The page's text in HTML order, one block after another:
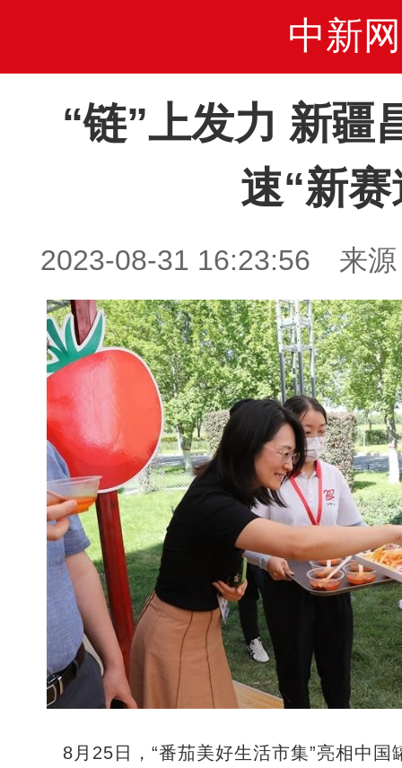
中新网
“链”上发力 新疆
速“新赛
2023-08-31 16:23:56 来源
8月25日，“番茄美好生活市集”亮相中